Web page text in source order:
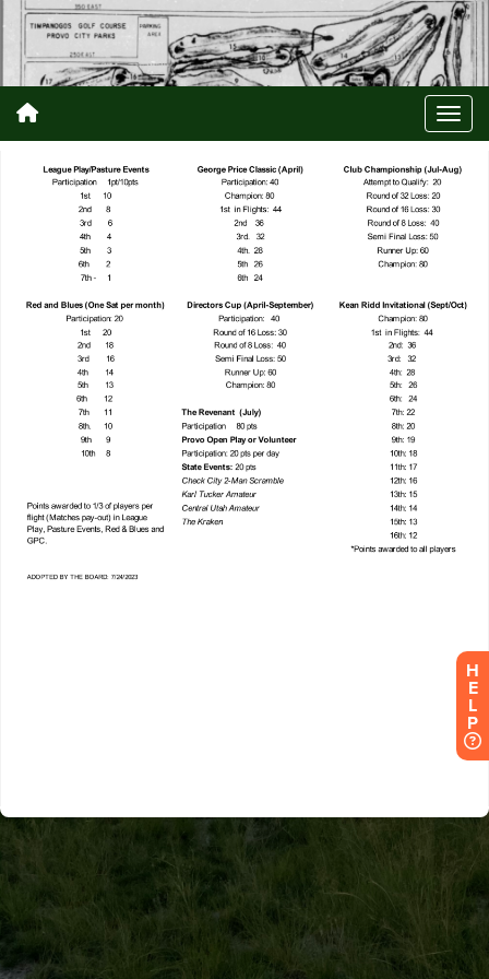
H
E
L
P